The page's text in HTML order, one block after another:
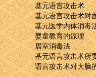
基元语言攻击术
基元语言攻击术对
基元医学内体消毒
婴童教育的原理
居室消毒法
基元语言攻击术所
语言攻击术对大脑